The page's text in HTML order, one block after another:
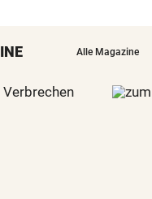
Alle Magazine